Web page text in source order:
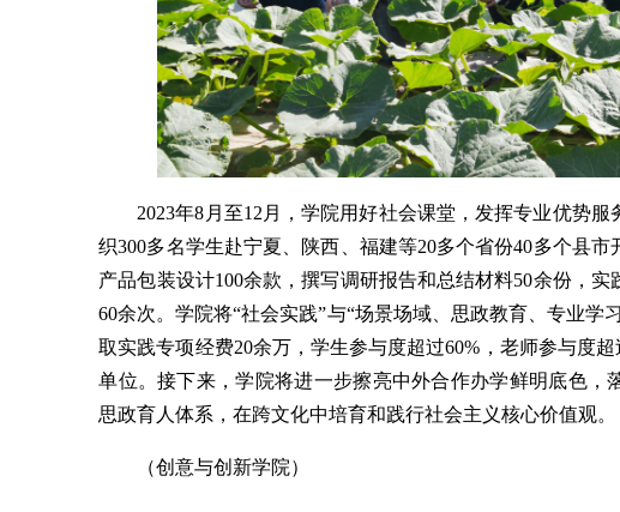
2023年8月至12月，学院用好社会课堂，发挥专业优势
织300多名学生赴宁夏、陕西、福建等20多个省份40多个县
产品包装设计100余款，撰写调研报告和总结材料50余份，
60余次。学院将“社会实践”与“场景场域、思政教育、专业
取实践专项经费20余万，学生参与度超过60%，老师参与度
单位。接下来，学院将进一步擦亮中外合作办学鲜明底色，
思政育人体系，在跨文化中培育和践行社会主义核心价值观。
（创意与创新学院）